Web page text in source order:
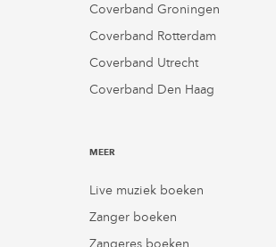
Coverband Groningen
Coverband Rotterdam
Coverband Utrecht
Coverband Den Haag
MEER
Live muziek boeken
Zanger boeken
Zangeres boeken